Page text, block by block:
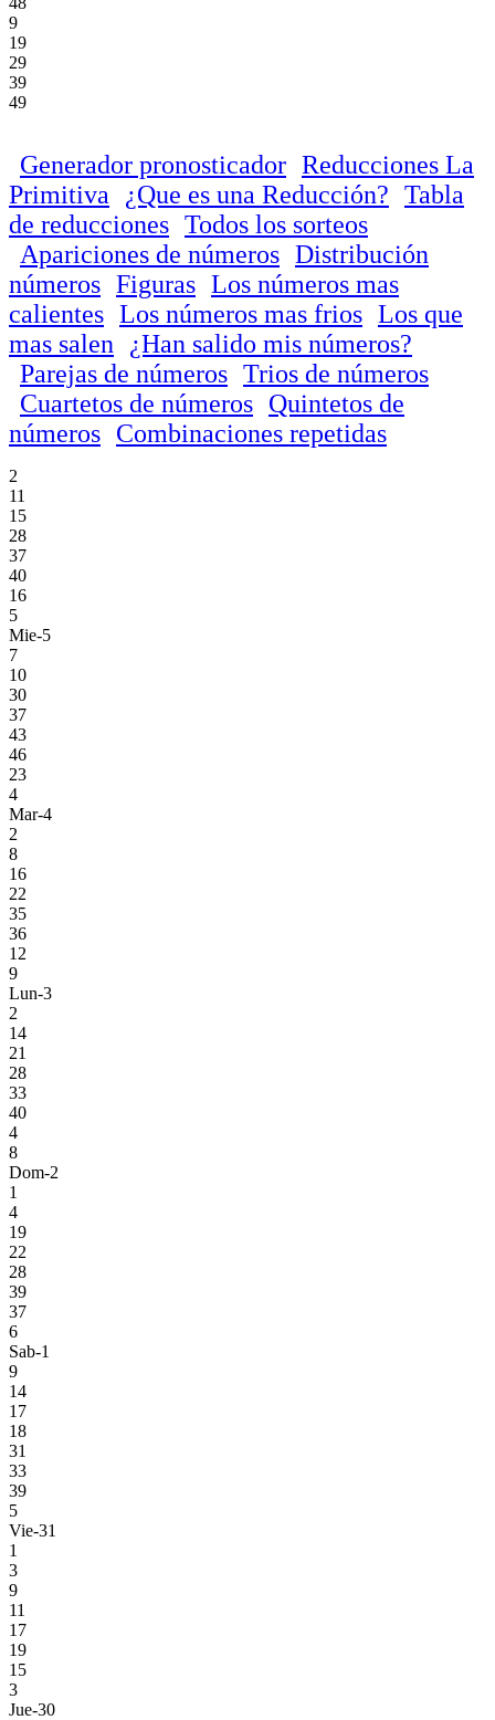
9
19
29
39
49
Generador pronosticador Reducciones La
Primitiva
¿Que es una Reducción? Tabla
de reducciones Todos los sorteos
Apariciones de números Distribución
números Figuras Los números mas
calientes Los números mas frios Los que
mas salen
¿Han salido mis números?
Parejas de números Trios de números
Cuartetos de números Quintetos de
números Combinaciones repetidas
2
11
15
28
37
40
16
5
Mie-5
7
10
30
37
43
46
23
4
Mar-4
2
8
16
22
35
36
12
9
Lun-3
2
14
21
28
33
40
4
8
Dom-2
1
4
19
22
28
39
37
6
Sab-1
9
14
17
18
31
33
39
5
Vie-31
1
3
9
11
17
19
15
3
Jue-30